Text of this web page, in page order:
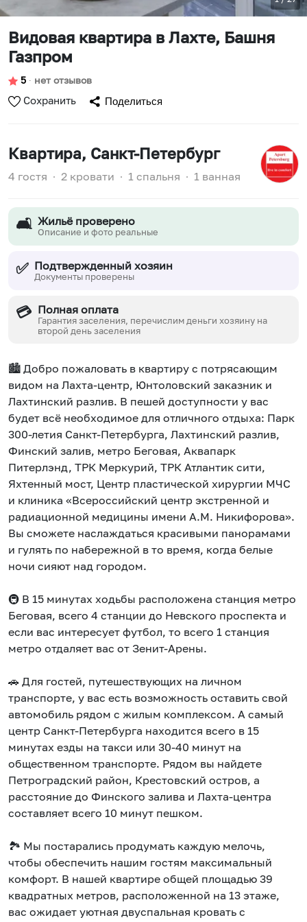
Видовая квартира в Лахте, Башня
Газпром
5 ∙ нет отзывов
Сохранить Поделиться
Квартира, Санкт-Петербург
4 гостя ∙ 2 кровати ∙ 1 спальня ∙ 1 ванная
🛋️ Жильё проверено
Описание и фото реальные
✅ Подтвержденный хозяин
Документы проверены
💳 Полная оплата
Гарантия заселения, перечислим деньги хозяину на
второй день заселения
🏙️ Добро пожаловать в квартиру с потрясающим
видом на Лахта-центр, Юнтоловский заказник и
Лахтинский разлив. В пешей доступности у вас
будет всё необходимое для отличного отдыха: Парк
300-летия Санкт-Петербурга, Лахтинский разлив,
Финский залив, метро Беговая, Аквапарк
Питерлэнд, ТРК Меркурий, ТРК Атлантик сити,
Яхтенный мост, Центр пластической хирургии МЧС
и клиника «Всероссийский центр экстренной и
радиационной медицины имени А.М. Никифорова».
Вы сможете наслаждаться красивыми панорамами
и гулять по набережной в то время, когда белые
ночи сияют над городом.
🚇 В 15 минутах ходьбы расположена станция метро
Беговая, всего 4 станции до Невского проспекта и
если вас интересует футбол, то всего 1 станция
метро отдаляет вас от Зенит-Арены.
🚗 Для гостей, путешествующих на личном
транспорте, у вас есть возможность оставить свой
автомобиль рядом с жилым комплексом. А самый
центр Санкт-Петербурга находится всего в 15
минутах езды на такси или 30-40 минут на
общественном транспорте. Рядом вы найдете
Петроградский район, Крестовский остров, а
расстояние до Финского залива и Лахта-центра
составляет всего 10 минут пешком.
🏞️ Мы постарались продумать каждую мелочь,
чтобы обеспечить нашим гостям максимальный
комфорт. В нашей квартире общей площадью 39
квадратных метров, расположенной на 13 этаже,
вас ожидает уютная двуспальная кровать с